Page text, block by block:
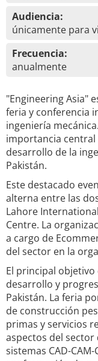
Audiencia:
únicamente para
Frecuencia:
anualmente
"Engineering Asia"
feria y conferencia
ingeniería
importancia
desarrollo de la
Pakistán.
Este destacado
alterna entre las
Lahore
Centre. La
a cargo de
del sector en la
El principal objetivo
desarrollo y
Pakistán. La feria
de construcción
primas y servicios
aspectos del sector
sistemas CAD-